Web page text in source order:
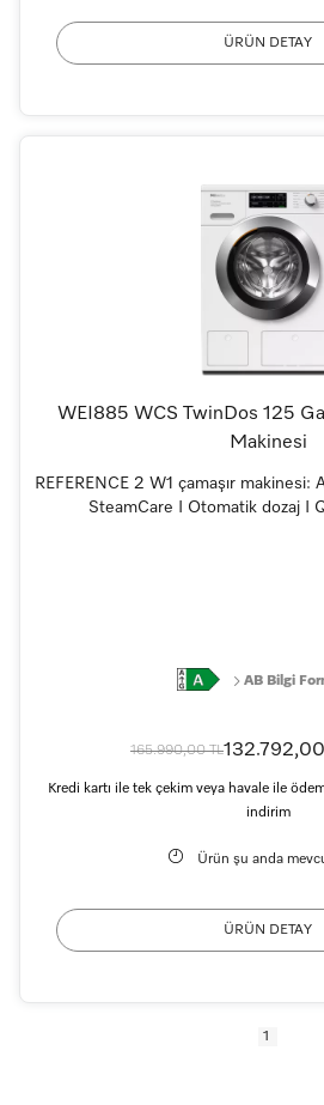
ÜRÜN DETAY
WEI885 WCS TwinDos 125
Makinesi
REFERENCE 2 W1 çamaşır makinesi:
SteamCare I Otomatik dozaj I
AB Bilgi
165.990,00 TL
Kredi kartı ile tek çekim veya havale ile
indirim
Ürün şu anda
ÜRÜN DETAY
1